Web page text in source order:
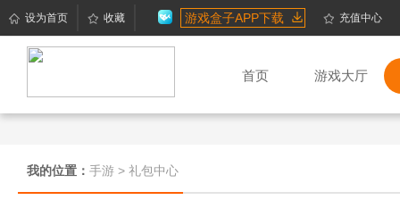
设为首页 收藏 游戏盒子APP下载 充值中心
首页 游戏大厅
我的位置： 手游 > 礼包中心